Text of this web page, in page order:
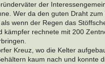
der
Wer da den guten Draht
wenn der Regen das
rechnete mit 200
Kreuz, wo die Kelter
kaum nach und konnte